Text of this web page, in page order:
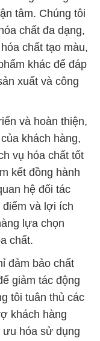
vụ hóa chất tốt
kết đồng hành
hệ đối tác
điểm và lợi ích
lựa chọn
chất.
đảm bảo chất
giảm tác động
tôi tuân thủ các
khách hàng
hóa sử dụng
ty cung cấp
cậy trong ngành
chỉ đặt chất
còn hỗ trợ
vụ của họ.
tôi tin rằng
việc chung tay